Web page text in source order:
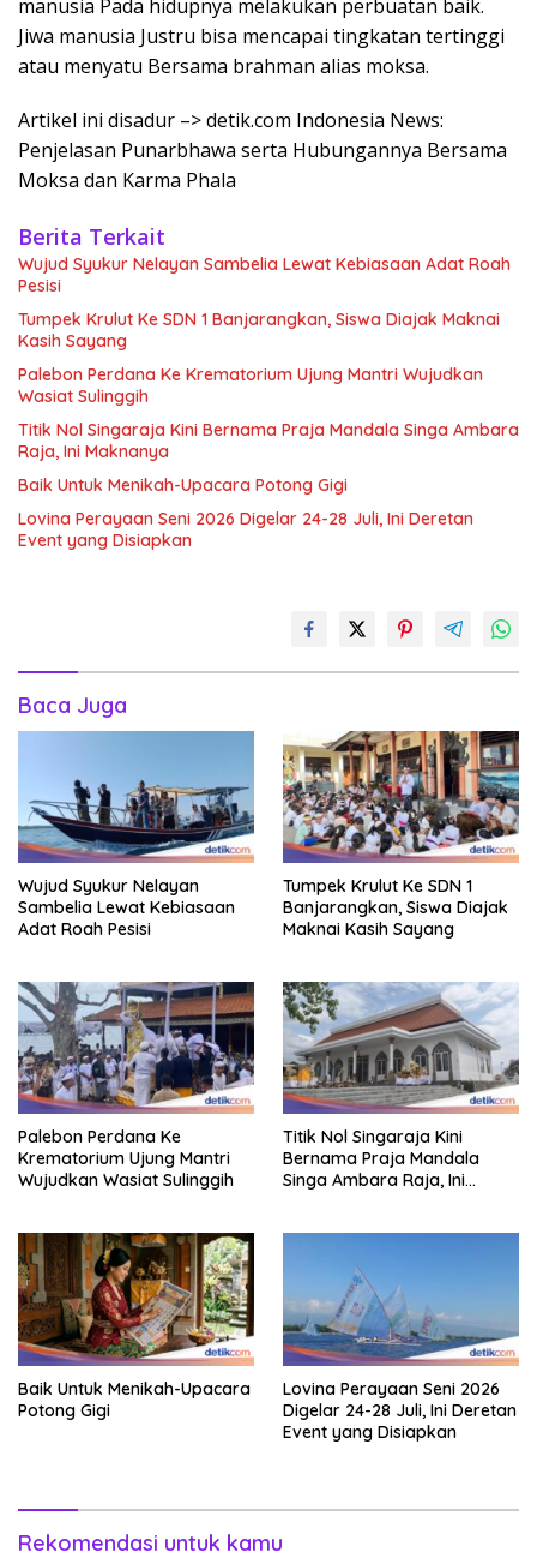
manusia Pada hidupnya melakukan perbuatan baik.
Jiwa manusia Justru bisa mencapai tingkatan tertinggi
atau menyatu Bersama brahman alias moksa.
Artikel ini disadur –> detik.com Indonesia News:
Penjelasan Punarbhawa serta Hubungannya Bersama
Moksa dan Karma Phala
Berita Terkait
Wujud Syukur Nelayan Sambelia Lewat Kebiasaan Adat Roah
Pesisi
Tumpek Krulut Ke SDN 1 Banjarangkan, Siswa Diajak Maknai
Kasih Sayang
Palebon Perdana Ke Krematorium Ujung Mantri Wujudkan
Wasiat Sulinggih
Titik Nol Singaraja Kini Bernama Praja Mandala Singa Ambara
Raja, Ini Maknanya
Baik Untuk Menikah-Upacara Potong Gigi
Lovina Perayaan Seni 2026 Digelar 24-28 Juli, Ini Deretan
Event yang Disiapkan
Baca Juga
Wujud Syukur Nelayan
Sambelia Lewat Kebiasaan
Adat Roah Pesisi
Tumpek Krulut Ke SDN 1
Banjarangkan, Siswa Diajak
Maknai Kasih Sayang
Palebon Perdana Ke
Krematorium Ujung Mantri
Wujudkan Wasiat Sulinggih
Titik Nol Singaraja Kini
Bernama Praja Mandala
Singa Ambara Raja, Ini
Baik Untuk Menikah-Upacara
Potong Gigi
Lovina Perayaan Seni 2026
Digelar 24-28 Juli, Ini Deretan
Event yang Disiapkan
Rekomendasi untuk kamu